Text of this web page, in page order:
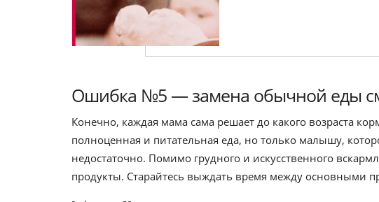
Ошибка №5 — замена обычной еды
Конечно, каждая мама сама решает до какого возраста
полноценная и питательная еда, но только малышу,
недостаточно. Помимо грудного и искусственного
продукты. Старайтесь выждать время между основными